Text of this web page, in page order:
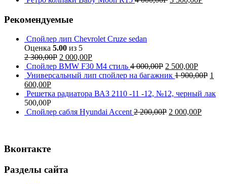
Рекомендуемые
Спойлер лип Chevrolet Cruze sedan
Оценка 5.00 из 5
2 300,00Р 2 000,00Р
Спойлер BMW F30 M4 стиль 4 000,00Р 2 500,00Р
Универсальный лип спойлер на багажник 1 900,00Р 1
600,00Р
Решетка радиатора ВАЗ 2110 -11 -12, №12, черный лак
500,00Р
Спойлер сабля Hyundai Accent 2 200,00Р 2 000,00Р
Вконтакте
Разделы сайта